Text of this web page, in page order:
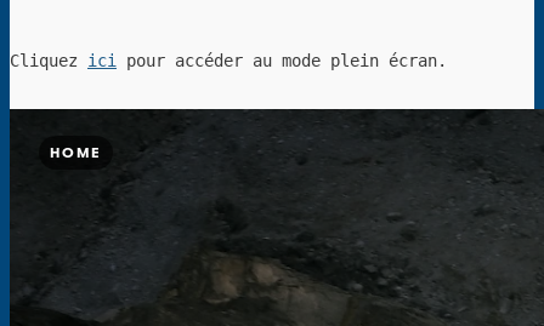
Cliquez ici pour accéder au mode plein écran.